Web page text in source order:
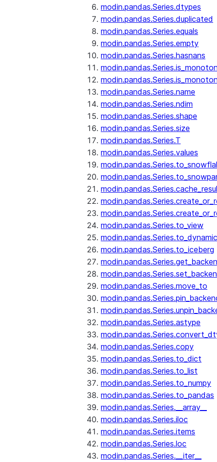
modin.pandas.Series.dtypes
modin.pandas.Series.duplicated
modin.pandas.Series.equals
modin.pandas.Series.empty
modin.pandas.Series.hasnans
modin.pandas.Series.name
modin.pandas.Series.ndim
modin.pandas.Series.shape
modin.pandas.Series.size
modin.pandas.Series.T
modin.pandas.Series.values
modin.pandas.Series.to_view
modin.pandas.Series.to_iceberg
modin.pandas.Series.move_to
modin.pandas.Series.astype
modin.pandas.Series.copy
modin.pandas.Series.to_dict
modin.pandas.Series.to_list
modin.pandas.Series.to_numpy
modin.pandas.Series.to_pandas
modin.pandas.Series.__array__
modin.pandas.Series.iloc
modin.pandas.Series.items
modin.pandas.Series.loc
modin.pandas.Series.__iter__